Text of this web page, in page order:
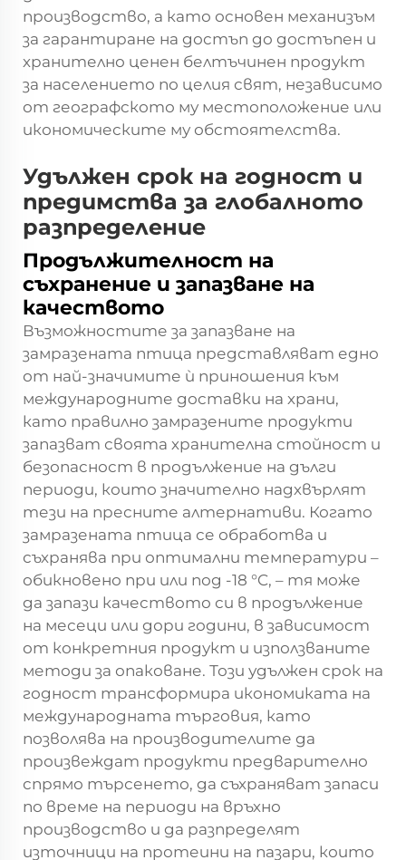
производство, а като основен механизъм
за гарантиране на достъп до достъпен и
хранително ценен белтъчинен продукт
за населението по целия свят, независимо
от географското му местоположение или
икономическите му обстоятелства.
Удължен срок на годност и
предимства за глобалното
разпределение
Продължителност на
съхранение и запазване на
качеството
Възможностите за запазване на
замразената птица представляват едно
от най-значимите ѝ приношения към
международните доставки на храни,
като правилно замразените продукти
запазват своята хранителна стойност и
безопасност в продължение на дълги
периоди, които значително надхвърлят
тези на пресните алтернативи. Когато
замразената птица се обработва и
съхранява при оптимални температури –
обикновено при или под -18 °C, – тя може
да запази качеството си в продължение
на месеци или дори години, в зависимост
от конкретния продукт и използваните
методи за опаковане. Този удължен срок на
годност трансформира икономиката на
международната търговия, като
позволява на производителите да
произвеждат продукти предварително
спрямо търсенето, да съхраняват запаси
по време на периоди на връхно
производство и да разпределят
източници на протеини на пазари, които